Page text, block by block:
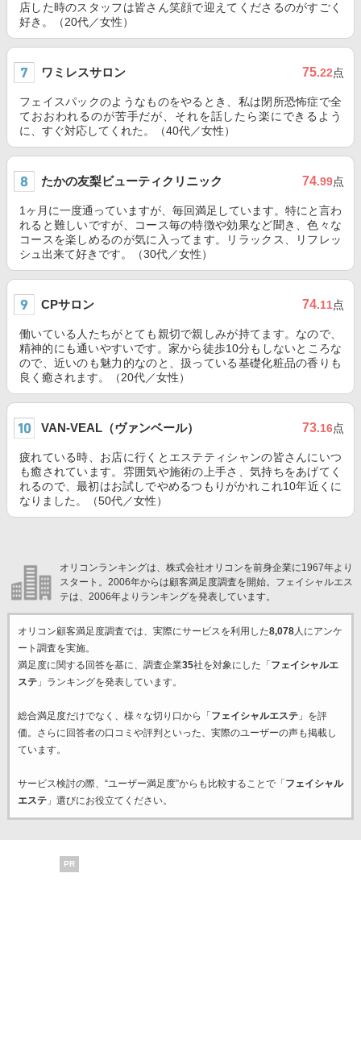
店した時のスタッフは皆さん笑顔で迎えてくださるのがすごく
好き。（20代／女性）
ワミレスサロン 75.22点
フェイスパックのようなものをやるとき、私は閉所恐怖症で全
ておおわれるのが苦手だが、それを話したら楽にできるよう
に、すぐ対応してくれた。（40代／女性）
たかの友梨ビューティクリニック 74.99点
1ヶ月に一度通っていますが、毎回満足しています。特にと言わ
れると難しいですが、コース毎の特徴や効果など聞き、色々な
コースを楽しめるのが気に入ってます。リラックス、リフレッ
シュ出来て好きです。（30代／女性）
CPサロン 74.11点
働いている人たちがとても親切で親しみが持てます。なので、
精神的にも通いやすいです。家から徒歩10分もしないところな
ので、近いのも魅力的なのと、扱っている基礎化粧品の香りも
良く癒されます。（20代／女性）
VAN-VEAL（ヴァンベール） 73.16点
疲れている時、お店に行くとエステティシャンの皆さんにいつ
も癒されています。雰囲気や施術の上手さ、気持ちをあげてく
れるので、最初はお試しでやめるつもりがかれこれ10年近くに
なりました。（50代／女性）
オリコンランキングは、株式会社オリコンを前身企業に1967年より
スタート。2006年からは顧客満足度調査を開始。フェイシャルエス
テは、2006年よりランキングを発表しています。
オリコン顧客満足度調査では、実際にサービスを利用した8,078人にアンケ
ート調査を実施。
満足度に関する回答を基に、調査企業35社を対象にした「 フェイシャルエ
ステ」ランキングを発表しています。
総合満足度だけでなく、様々な切り口から「 フェイシャルエステ」を評
価。さらに回答者の口コミや評判といった、実際のユーザーの声も掲載し
ています。
サービス検討の際、“ユーザー満足度”からも比較することで「 フェイシャル
エステ」選びにお役立てください。
PR